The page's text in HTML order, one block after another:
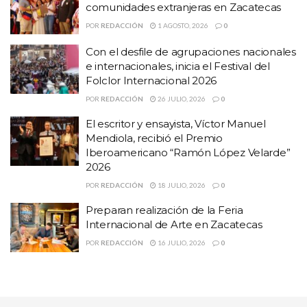
muy llegadoras.
HISTORIAS RELACIONADAS
Conmemoran el tercer centenario luctuoso de
Fray Antonio Margil de Jesús
Muestra gastronómica y cultural de
comunidades extranjeras en Zacatecas
Con el desfile de agrupaciones nacionales e
internacionales, inicia el Festival del Folclor
Internacional 2026
Por su parte, la banda jerezana La Querendona encendió los
ánimos con interpretaciones llenas de ritmo, pasión y mucho
corazón, haciendo vibrar a las personas que se dieron cita en el
comunidades extranjeras en Zacatecas
POR REDACCIÓN 1 AGOSTO, 2026 0
Con el desfile de agrupaciones nacionales
e internacionales, inicia el Festival del
Folclor Internacional 2026
POR REDACCIÓN 26 JULIO, 2026 0
El escritor y ensayista, Víctor Manuel
Mendiola, recibió el Premio
Iberoamericano “Ramón López Velarde”
2026
POR REDACCIÓN 18 JULIO, 2026 0
Preparan realización de la Feria
Internacional de Arte en Zacatecas
POR REDACCIÓN 16 JULIO, 2026 0